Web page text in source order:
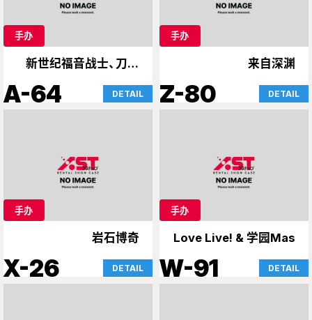
手办
新世纪福音战士、刀剑
神域、案件
A-64 DETAIL
手办
来自深渊
Z-80 DETAIL
手办
岩石博奇
X-26 DETAIL
手办
Love Live! & 学园Mas
W-91 DETAIL